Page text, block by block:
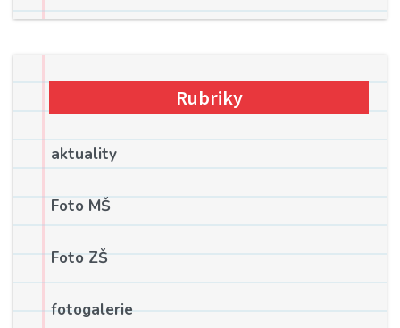
Rubriky
aktuality
Foto MŠ
Foto ZŠ
fotogalerie